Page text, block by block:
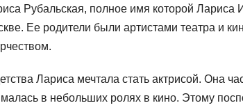
Рубальская, полное имя которой Лариса
Ее родители были артистами театра и
Лариса мечтала стать актрисой. Она
в небольших ролях в кино. Этому